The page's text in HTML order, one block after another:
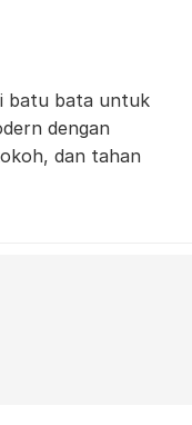
batu bata untuk
dengan
dan tahan